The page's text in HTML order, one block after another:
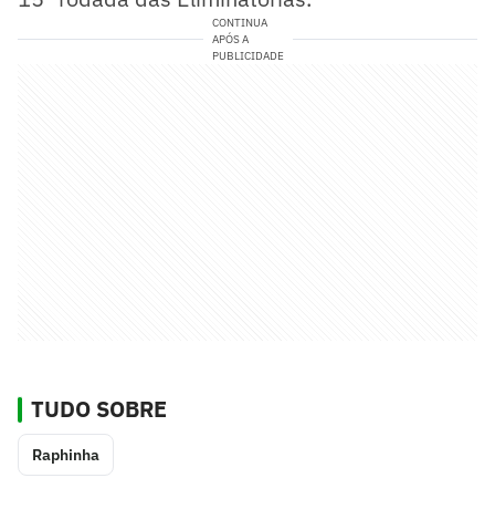
CONTINUA
APÓS A
PUBLICIDADE
TUDO SOBRE
Raphinha